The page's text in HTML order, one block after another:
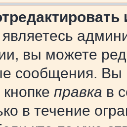
вы можете
сообщения. Вы
правка в
в течение